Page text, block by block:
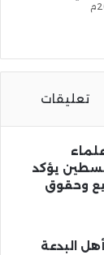
تعليقات
يؤكد
وحقوق
البدعة